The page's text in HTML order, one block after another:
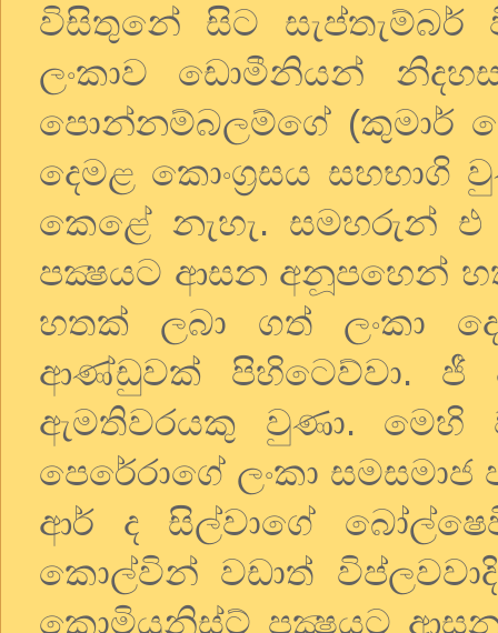
විසිතුනේ සිට සැප්තැම්බර්
ලංකාව ඩොමීනියන්
පොන්නම්බලම්ගේ (කුමාර්
දෙමළ කොංග්‍රසය
කෙළේ නැහැ. සමහරුන් එ
පක්‍ෂයට ආසන අනූපහෙන්
හතක් ලබා ගත් ලංකා
ආණ්ඩුවක් පිහිටෙව්වා.
ඇමතිවරයකු වුණා.
පෙරේරාගේ ලංකා
ආර් ද සිල්වාගේ
කොල්වින් වඩාත්
කොමියුනිස්ට් පක්‍ෂයට ආසන